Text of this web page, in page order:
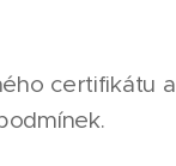
certifikátu a